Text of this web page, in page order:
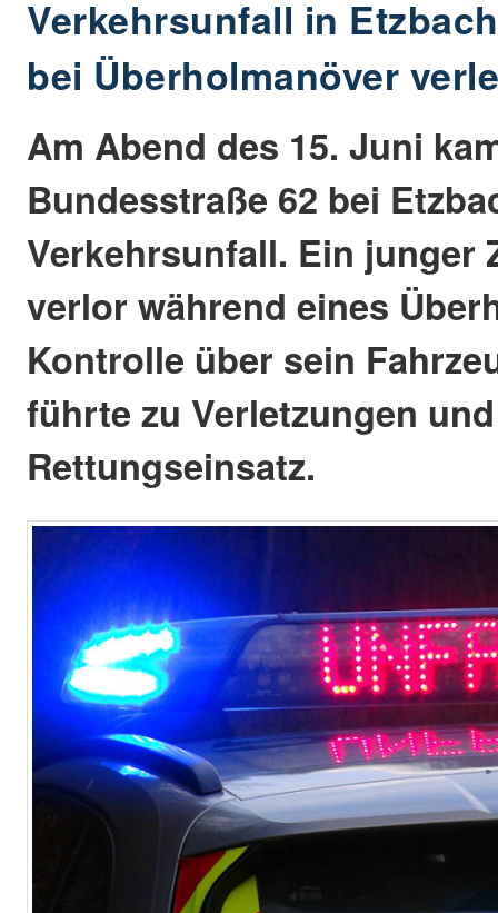
Verkehrsunfall in
bei Überholmanöver
Am Abend des 15. Juni
Bundesstraße 62 bei
Verkehrsunfall. Ein junger
verlor während eines
Kontrolle über sein
führte zu Verletzungen
Rettungseinsatz.